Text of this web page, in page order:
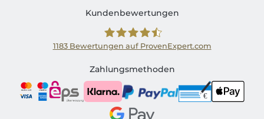
Kundenbewertungen
Shirtinator AT
1183Bewertungen auf ProvenExpert.com
Zahlungsmethoden